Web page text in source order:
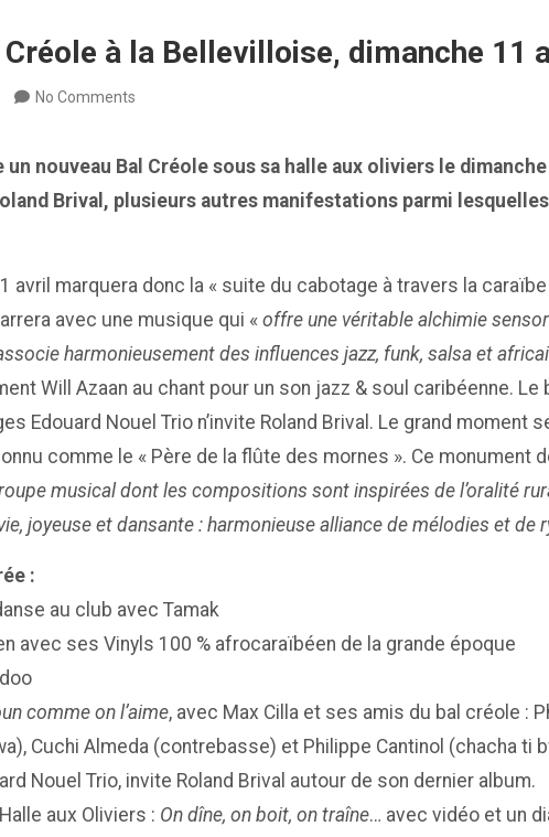
Créole à la Bellevilloise, dimanche 11
No Comments
nouveau Bal Créole sous sa halle aux oliviers le
Brival, plusieurs autres manifestations parmi
avril marquera donc la « suite du cabotage à travers la
avec une musique qui « offre une véritable alchimie
harmonieusement des influences jazz, funk, salsa et
Will Azaan au chant pour un son jazz & soul caribéenne. Le
Edouard Nouel Trio n’invite Roland Brival. Le grand
comme le « Père de la flûte des mornes ». Ce monument
musical dont les compositions sont inspirées de l’oralité
joyeuse et dansante : harmonieuse alliance de mélodies et de
:
au club avec Tamak
avec ses Vinyls 100 % afrocaraïbéen de la grande époque
comme on l’aime, avec Max Cilla et ses amis du bal créole :
Cuchi Almeda (contrebasse) et Philippe Cantinol (chacha ti
Nouel Trio, invite Roland Brival autour de son dernier album.
aux Oliviers : On dîne, on boit, on traîne… avec vidéo et un